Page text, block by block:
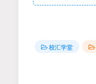
校汇学堂